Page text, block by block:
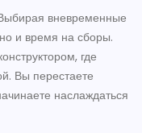
вневременные
и время на сборы.
где
Вы перестаете
наслаждаться